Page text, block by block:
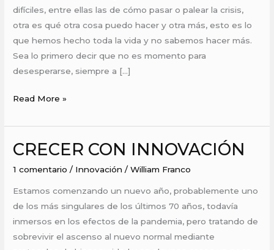
difíciles, entre ellas las de cómo pasar o palear la crisis,
otra es qué otra cosa puedo hacer y otra más, esto es lo
que hemos hecho toda la vida y no sabemos hacer más.
Sea lo primero decir que no es momento para
desesperarse, siempre a […]
Read More »
CRECER CON INNOVACIÓN
1 comentario / Innovación /William Franco
Estamos comenzando un nuevo año, probablemente uno
de los más singulares de los últimos 70 años, todavía
inmersos en los efectos de la pandemia, pero tratando de
sobrevivir el ascenso al nuevo normal mediante
CRECER
INNOVACIÓN